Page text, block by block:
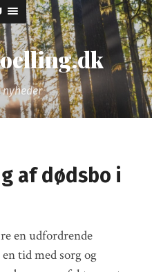
nyheder
af dødsbo i
en udfordrende
tid med sorg og